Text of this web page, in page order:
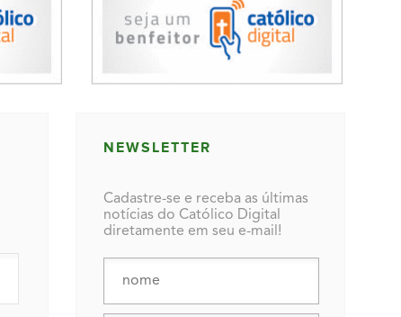
NEWSLETTER
Cadastre-se e receba as últimas
notícias do Católico Digital
diretamente em seu e-mail!